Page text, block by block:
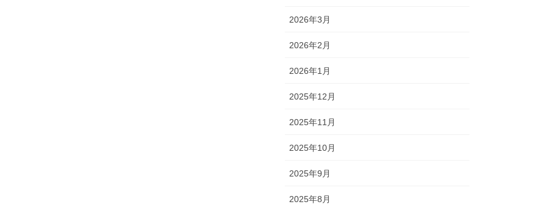
2026年3月
2026年2月
2026年1月
2025年12月
2025年11月
2025年10月
2025年9月
2025年8月